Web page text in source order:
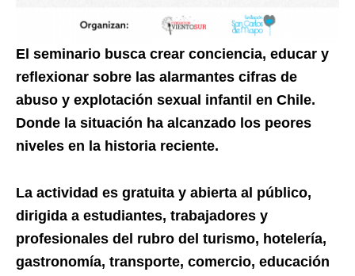
El seminario busca crear conciencia, educar y
reflexionar sobre las alarmantes cifras de
abuso y explotación sexual infantil en Chile.
Donde la situación ha alcanzado los peores
niveles en la historia reciente.
La actividad es gratuita y abierta al público,
dirigida a estudiantes, trabajadores y
profesionales del rubro del turismo, hotelería,
gastronomía, transporte, comercio, educación